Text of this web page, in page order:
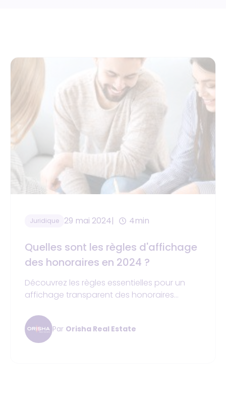
Juridique 29 mai 2024 4min
Quelles sont les règles d'affichage
des honoraires en 2024 ?
Découvrez les règles essentielles pour un
affichage transparent des honoraires
de la DGCCRF. Ce guide pratique vous
aidera à protéger les intérêts des acheteurs
et vendeurs tout en sécurisant vos
Par Orisha Real Estate